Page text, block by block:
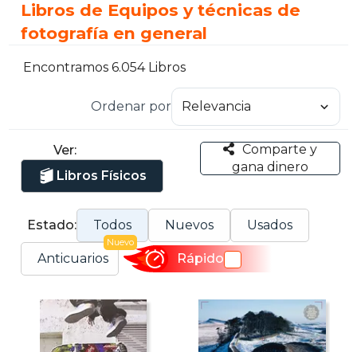
Libros de Equipos y técnicas de
fotografía en general
Encontramos 6.054 Libros
Ordenar por
Ver:
Libros Físicos
Comparte y
gana dinero
Estado: Todos Nuevos Usados
Anticuarios
Nuevo
Rápido